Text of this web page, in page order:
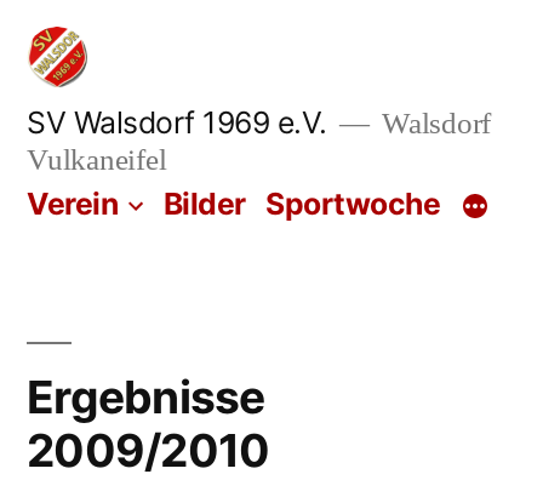
Zum
Inhalt
springen
SV Walsdorf 1969 e.V.
Walsdorf
Vulkaneifel
Verein Bilder Sportwoche
Ergebnisse
2009/2010